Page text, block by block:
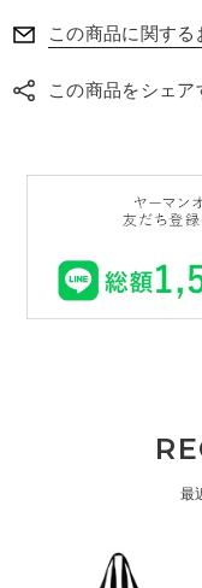
この商品に関す
この商品をシェア
最